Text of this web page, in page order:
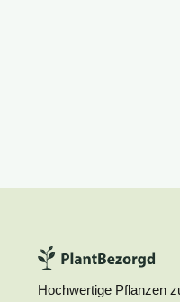
Hochwertige Pflanzen